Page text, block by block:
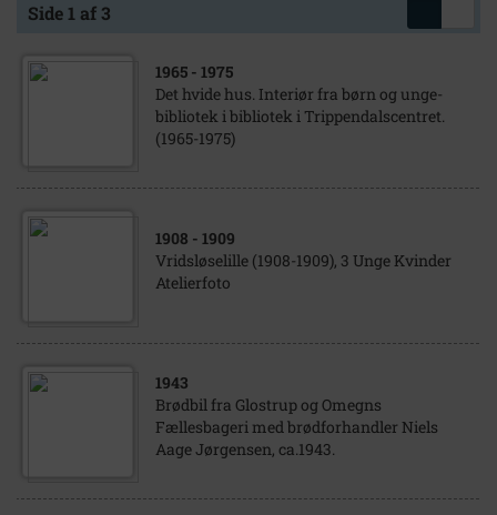
Side 1 af 3
1965 - 1975
Det hvide hus. Interiør fra børn og unge-
bibliotek i bibliotek i Trippendalscentret.
(1965-1975)
1908 - 1909
Vridsløselille (1908-1909), 3 Unge Kvinder
Atelierfoto
1943
Brødbil fra Glostrup og Omegns
Fællesbageri med brødforhandler Niels
Aage Jørgensen, ca.1943.